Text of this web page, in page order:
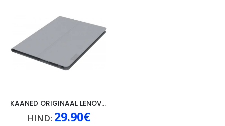
KAANED ORIGINAAL LENOVO TAB 4 10″, HALL
HIND: 29.90€